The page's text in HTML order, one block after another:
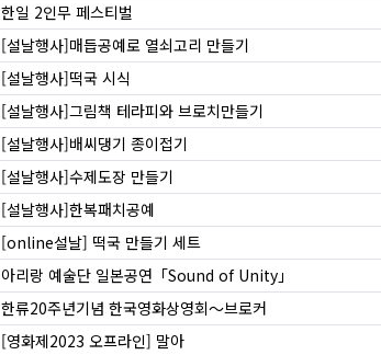
한일 2인무 페스티벌
[설날행사]매듭공예로 열쇠고리 만들기
[설날행사]떡국 시식
[설날행사]그림책 테라피와 브로치만들기
[설날행사]배씨댕기 종이접기
[설날행사]수제도장 만들기
[설날행사]한복패치공예
[online설날] 떡국 만들기 세트
아리랑 예술단 일본공연「Sound of Unity」
한류20주년기념 한국영화상영회〜브로커
[영화제2023 오프라인] 말아